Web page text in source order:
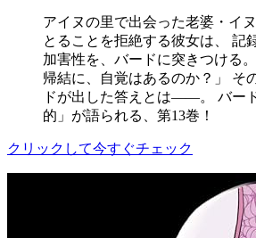
アイヌの里で出会った老婆・イ
とることを拒絶する彼女は、 記
加害性を、バードに突きつける
帰結に、自覚はあるのか？」 そ
ドが出した答えとは――。 バー
的」が語られる、第13巻！
クリックして今すぐチェック